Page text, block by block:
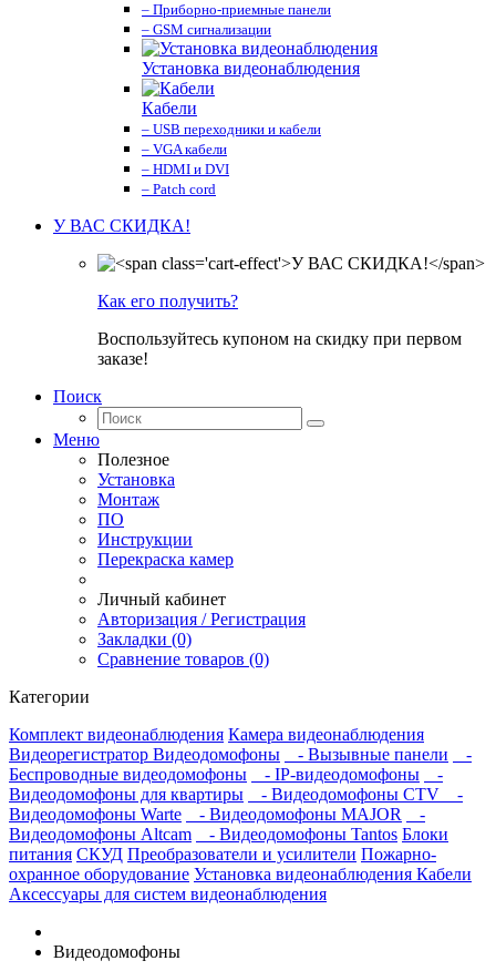
– Приборно-приемные панели
– GSM сигнализации
Установка видеонаблюдения
Кабели
– USB переходники и кабели
– VGA кабели
– HDMI и DVI
– Patch cord
У ВАС СКИДКА!
Как его получить?
Воспользуйтесь купоном на скидку при первом
заказе!
Поиск
Меню
Полезное
Установка
Монтаж
ПО
Инструкции
Перекраска камер
Личный кабинет
Авторизация / Регистрация
Закладки (0)
Сравнение товаров (0)
Категории
Комплект видеонаблюдения Камера видеонаблюдения
Видеорегистратор Видеодомофоны - Вызывные панели
-
Беспроводные видеодомофоны
- IP-видеодомофоны
-
Видеодомофоны для квартиры
- Видеодомофоны CTV
-
Видеодомофоны Warte
- Видеодомофоны MAJOR
-
Видеодомофоны Altcam
- Видеодомофоны Tantos Блоки
питания СКУД Преобразователи и усилители Пожарно-
охранное оборудование Установка видеонаблюдения Кабели
Аксессуары для систем видеонаблюдения
Видеодомофоны